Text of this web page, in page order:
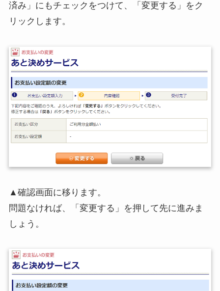
済み」にもチェックをつけて、「変更する」をク
リックします。
▲確認画面に移ります。
問題なければ、「変更する」を押して先に進みま
しょう。